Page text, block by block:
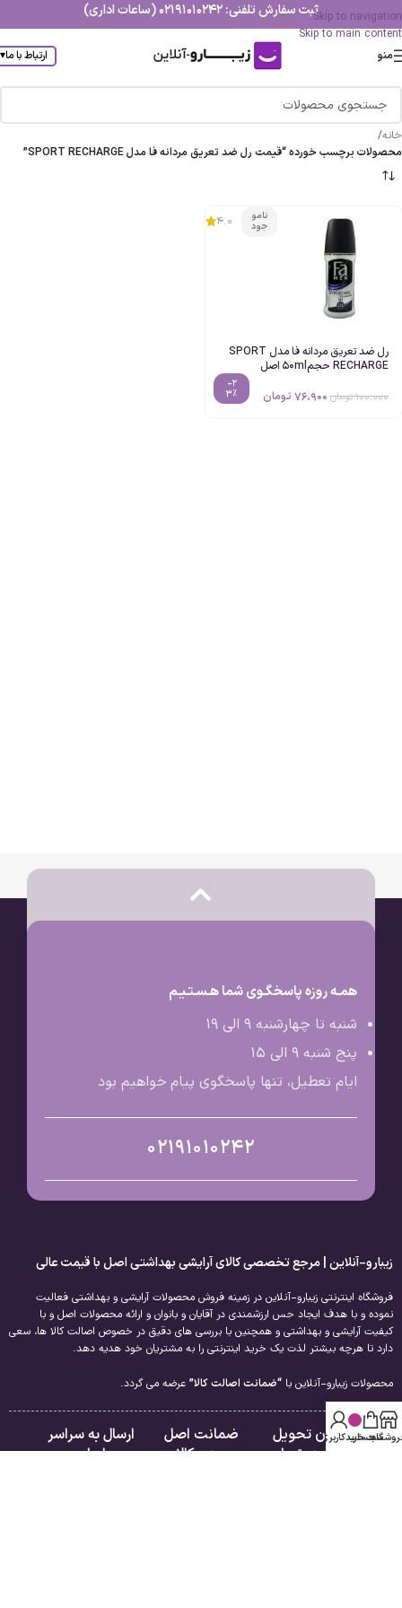
Skip to navigation
Skip to main content
ثبت سفارش تلفنی: 02191010242 (ساعات اداری)
منو ارتباط با ما▾
خانه/
محصولات برچسب خورده “قیمت رل ضد تعريق مردانه فا مدل SPORT RECHARGE”
نامو
جود
4.0
رل ضد تعريق مردانه فا مدل SPORT
RECHARGE حجم50ml اصل
100،000تومان 76،900 تومان
-2
3%
همـه روزه پاسخگـوی شما هـسـتـیـم
شنبه تا چهارشنبه 9 الی ۱۹
پنج شنبه 9 الی ۱۵
ایام تعطیل، تنها پاسخگوی پیام خواهیم بود
02191010242
زیبارو-آنلاین | مرجع تخصصی کالای آرایشی بهداشتی اصل با قیمت عالی
فروشگاه اینترنتی زیبارو-آنلاین در زمینه فروش محصولات آرایشی و بهداشتی فعالیت
نموده و با هدف ایجاد حس ارزشمندی در آقایان و بانوان و ارائه محصولات اصل و با
کیفیت آرایشی و بهداشتی و همچنین با بررسی های دقیق در خصوص اصالت کالا ها، سعی
دارد تا هرچه بیشتر لذت یک خرید اینترنتی را به مشتریان خود هدیه دهد.
محصولات زیبارو-آنلاین با “ضمانت اصالت کالا” عرضه می گردد.
امکان تحویل
فوری در تهران
ضمانت اصل
بودن کالا
ارسال به سراسر
ایران
سبد خرید
حساب کاربری من